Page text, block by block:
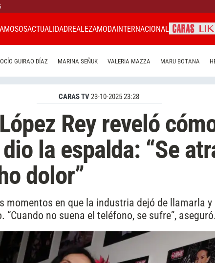
ACTUALIDADREALEZAMODAINTERNACIONAL
GUIRAO DÍAZ MARINA SEÑUK VALERIA MAZZA MARU BOTANA
CARAS TV23-10-2025 23:28
Rey reveló
la espalda: “Se
dolor”
momentos en que la industria dejó de llamarla y
“Cuando no suena el teléfono, se sufre”, aseguró.